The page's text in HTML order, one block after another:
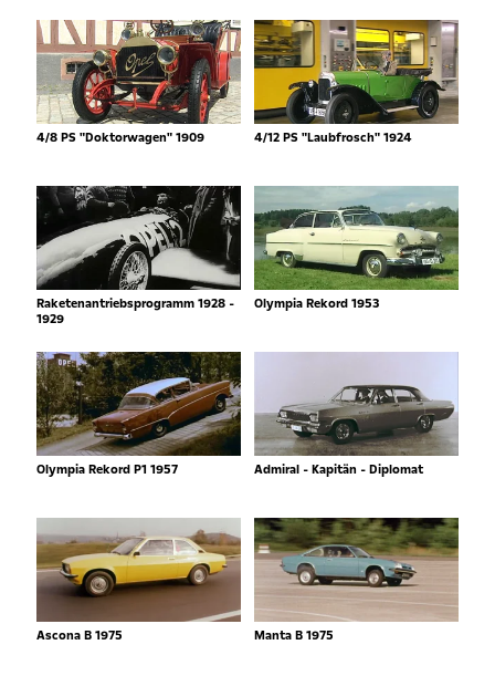
4/8 PS "Doktorwagen" 1909 4/12 PS "Laubfrosch" 1924
Raketenantriebsprogramm 1928 -
1929
Olympia Rekord 1953
Olympia Rekord P1 1957 Admiral - Kapitän - Diplomat
Ascona B 1975 Manta B 1975